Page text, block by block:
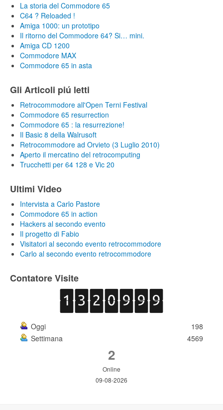
La storia del Commodore 65
C64 ? Reloaded !
Amiga 1000: un prototipo
Il ritorno del Commodore 64? Si… mini.
Amiga CD 1200
Commodore MAX
Commodore 65 in asta
Gli Articoli piú letti
Retrocommodore all'Open Terni Festival
Commodore 65 resurrection
Commodore 65 : la resurrezione!
Il Basic 8 della Walrusoft
Retrocommodore ad Orvieto (3 Luglio 2010)
Aperto il mercatino del retrocomputing
Trucchetti per 64 128 e Vic 20
Ultimi Video
Intervista a Carlo Pastore
Commodore 65 in action
Hackers al secondo evento
Il progetto di Fabio
Visitatori al secondo evento retrocommodore
Carlo al secondo evento retrocommodore
Contatore Visite
Oggi
198
Settimana
4569
2
Online
09-08-2026